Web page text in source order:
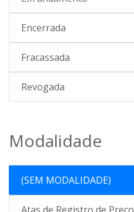
Encerrada
Fracassada
Revogada
Modalidade
(SEM MODALIDADE)